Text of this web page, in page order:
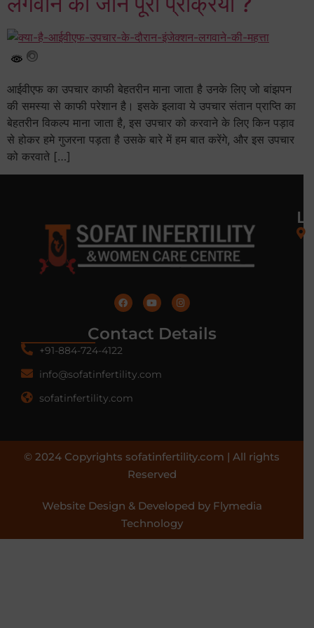
आईवीएफ का उपचार काफी बेहतरीन माना जाता है उनके लिए जो बांझपन
की समस्या से काफी परेशान है। इसके इलावा ये उपचार संतान प्राप्ति का
बेहतरीन विकल्प माना जाता है, इस उपचार को करवाने के लिए किन पड़ाव
से होकर हमे गुजरना पड़ता है उसके बारे में हम बात करेंगे, और इस उपचार
को करवाते […]
Contact Details
+91-884-724-4122
info@sofatinfertility.com
sofatinfertility.com
© 2024 Copyrights sofatinfertility.com | All rights
Reserved
Website Design & Developed by Flymedia
Technology